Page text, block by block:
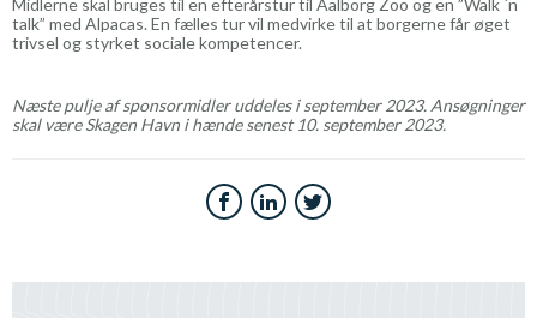
Midlerne skal bruges til en efterårstur til Aalborg Zoo og en ”Walk ´n
talk” med Alpacas. En fælles tur vil medvirke til at borgerne får øget
trivsel og styrket sociale kompetencer.
Næste pulje af sponsormidler uddeles i september 2023. Ansøgninger
skal være Skagen Havn i hænde senest 10. september 2023.